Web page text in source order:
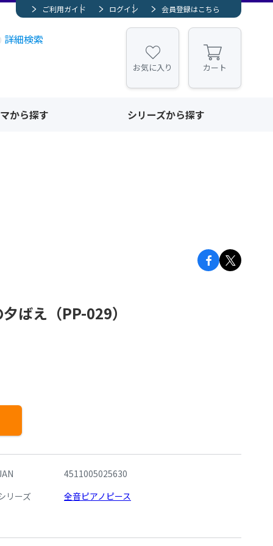
ご利用ガイド ログイン 会員登録はこちら
詳細検索
お気に入り カート
から探す シリーズから探す
ばえ（PP-029）
4511005025630
リーズ
全音ピアノピース